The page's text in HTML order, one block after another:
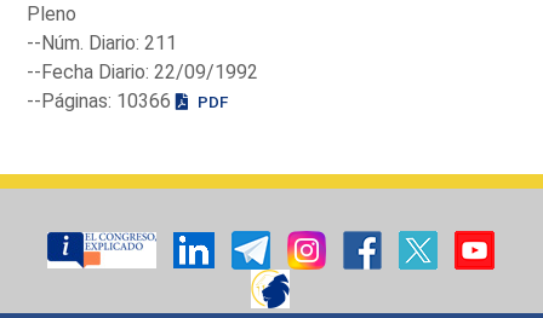
Pleno
--Núm. Diario: 211
--Fecha Diario: 22/09/1992
--Páginas: 10366
PDF